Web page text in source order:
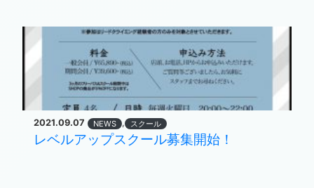
2021.09.07 NEWS , スクール
レベルアップスクール募集開始！